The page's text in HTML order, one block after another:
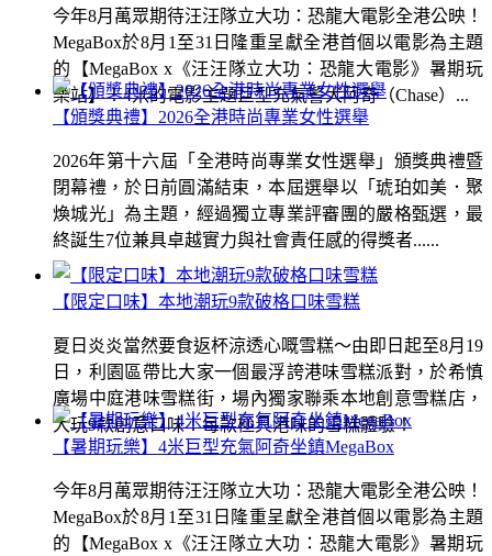
今年8月萬眾期待汪汪隊立大功：恐龍大電影全港公映！
MegaBox於8月1至31日隆重呈獻全港首個以電影為主題
的【MegaBox x《汪汪隊立大功：恐龍大電影》暑期玩
樂站】！4米的電影主題巨型充氣警犬阿奇（Chase）...
【限定口味】本地潮玩9款破格口味雪糕
夏日炎炎當然要食返杯涼透心嘅雪糕～由即日起至8月19
日，利園區帶比大家一個最浮誇港味雪糕派對，於希慎
廣場中庭港味雪糕街，場內獨家聯乘本地創意雪糕店，
大玩9款創意口味！每款極具港味的雪糕體驗！
【頒獎典禮】2026全港時尚專業女性選舉
2026年第十六屆「全港時尚專業女性選舉」頒獎典禮暨
閉幕禮，於日前圓滿結束，本屆選舉以「琥珀如美．聚
煥城光」為主題，經過獨立專業評審團的嚴格甄選，最
終誕生7位兼具卓越實力與社會責任感的得獎者......
【暑期玩樂】4米巨型充氣阿奇坐鎮MegaBox
今年8月萬眾期待汪汪隊立大功：恐龍大電影全港公映！
MegaBox於8月1至31日隆重呈獻全港首個以電影為主題
的【MegaBox x《汪汪隊立大功：恐龍大電影》暑期玩